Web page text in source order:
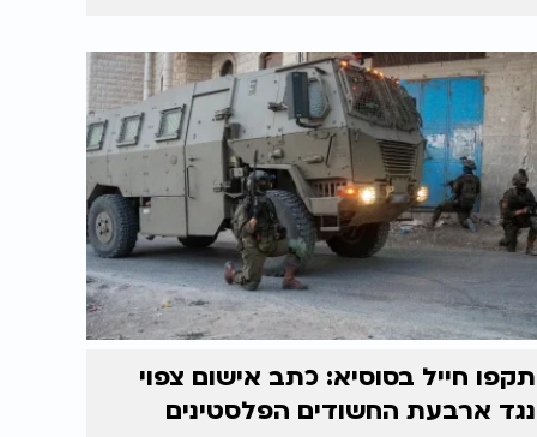
תקפו חייל בסוסיא: כתב אישום צפוי
נגד ארבעת החשודים הפלסטינים